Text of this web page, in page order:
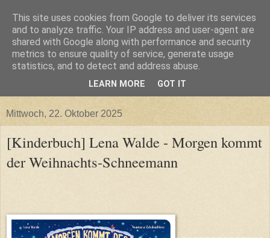
Mittwoch, 22. Oktober 2025
[Kinderbuch] Lena Walde - Morgen kommt
der Weihnachts-Schneemann
This site uses cookies from Google to deliver its services
and to analyze traffic. Your IP address and user-agent are
shared with Google along with performance and security
metrics to ensure quality of service, generate usage
statistics, and to detect and address abuse.
LEARN MORE GOT IT